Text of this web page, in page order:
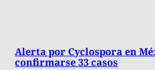
Alerta por Cyclospora en
confirmarse 33 casos